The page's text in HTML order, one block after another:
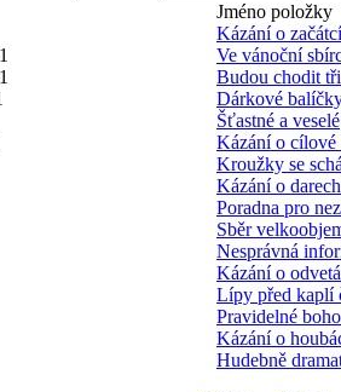
Jméno položky
Kázání o
Ve vánoční
Budou chodit
Dárkové
Šťastné a veselé
Kázání o cílové
Kroužky se
Kázání o darech
Poradna pro
Sběr
Nesprávná
Kázání o
Lípy před kaplí
Pravidelné
Kázání o
Hudebně